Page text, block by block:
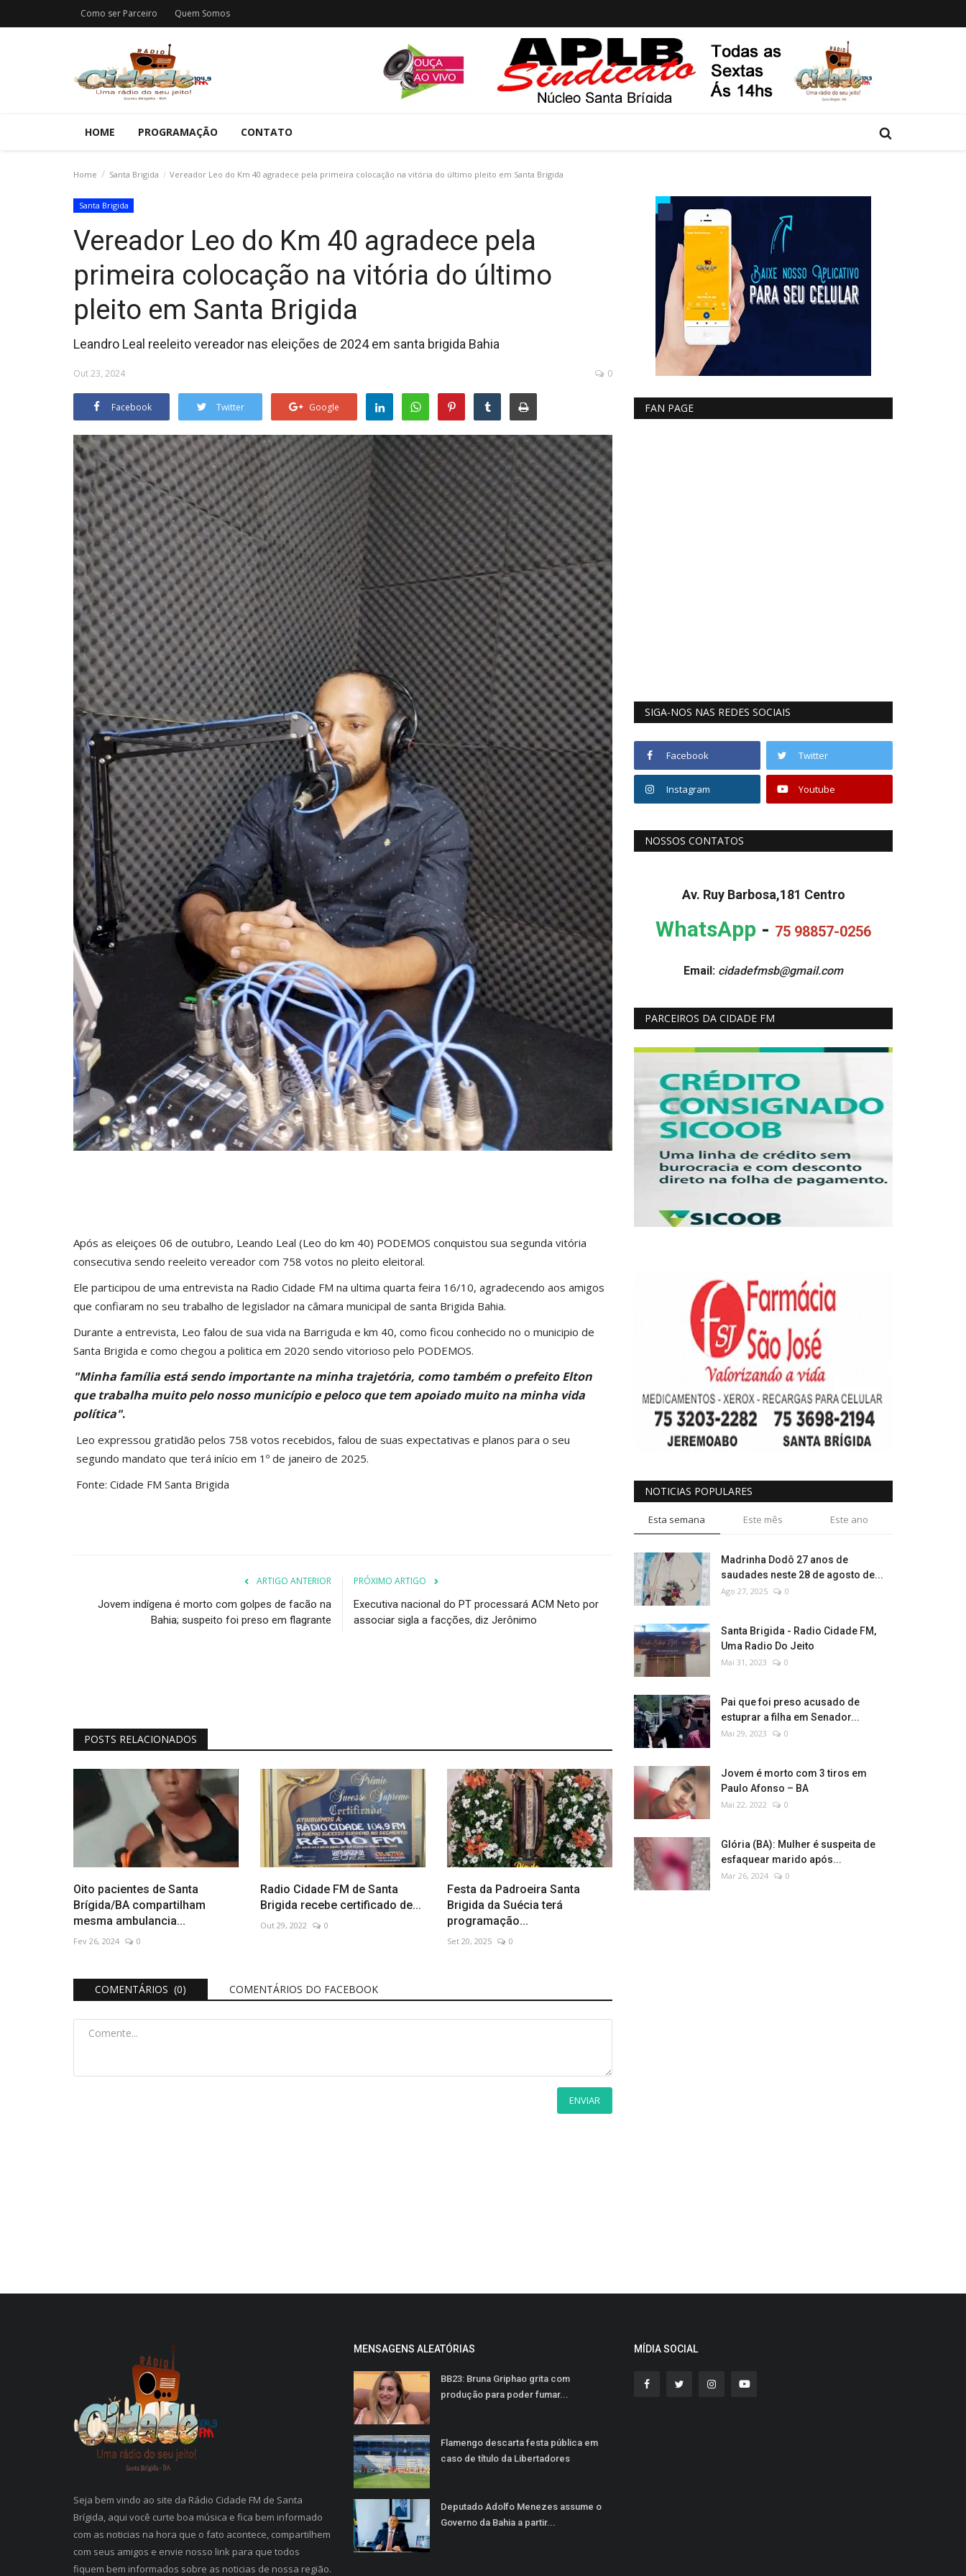
Como ser Parceiro Quem Somos
HOME PROGRAMAÇÃO CONTATO
Home Santa Brigida Vereador Leo do Km 40 agradece pela primeira colocação na vitória do último pleito em Santa Brigida
Santa Brigida
Vereador Leo do Km 40 agradece pela
primeira colocação na vitória do último
pleito em Santa Brigida
Leandro Leal reeleito vereador nas eleições de 2024 em santa brigida Bahia
Out 23, 2024 0
Facebook Twitter Google
Após as eleiçoes 06 de outubro, Leando Leal (Leo do km 40) PODEMOS conquistou sua segunda vitória
consecutiva sendo reeleito vereador com 758 votos no pleito eleitoral.
Ele participou de uma entrevista na Radio Cidade FM na ultima quarta feira 16/10, agradecendo aos amigos
que confiaram no seu trabalho de legislador na câmara municipal de santa Brigida Bahia.
Durante a entrevista, Leo falou de sua vida na Barriguda e km 40, como ficou conhecido no o municipio de
Santa Brigida e como chegou a politica em 2020 sendo vitorioso pelo PODEMOS.
"Minha família está sendo importante na minha trajetória, como também o prefeito Elton
que trabalha muito pelo nosso município e peloco que tem apoiado muito na minha vida
política".
Leo expressou gratidão pelos 758 votos recebidos, falou de suas expectativas e planos para o seu
segundo mandato que terá início em 1º de janeiro de 2025.
Fonte: Cidade FM Santa Brigida
ARTIGO ANTERIOR
Jovem indígena é morto com golpes de facão na
Bahia; suspeito foi preso em flagrante
PRÓXIMO ARTIGO
Executiva nacional do PT processará ACM Neto por
associar sigla a facções, diz Jerônimo
POSTS RELACIONADOS
Oito pacientes de Santa
Brígida/BA compartilham
mesma ambulancia...
Fev 26, 2024 0
Radio Cidade FM de Santa
Brigida recebe certificado de...
Out 29, 2022 0
Festa da Padroeira Santa
Brigida da Suécia terá
programação...
Set 20, 2025 0
COMENTÁRIOS (0) COMENTÁRIOS DO FACEBOOK
ENVIAR
FAN PAGE
SIGA-NOS NAS REDES SOCIAIS
Facebook Twitter
Instagram Youtube
NOSSOS CONTATOS
Av. Ruy Barbosa,181 Centro
WhatsApp - 75 98857-0256
Email: cidadefmsb@gmail.com
PARCEIROS DA CIDADE FM
NOTICIAS POPULARES
Esta semana Este mês Este ano
Madrinha Dodô 27 anos de
saudades neste 28 de agosto de...
Ago 27, 2025 0
Santa Brigida - Radio Cidade FM,
Uma Radio Do Jeito
Mai 31, 2023 0
Pai que foi preso acusado de
estuprar a filha em Senador...
Mai 29, 2023 0
Jovem é morto com 3 tiros em
Paulo Afonso – BA
Mai 22, 2022 0
Glória (BA): Mulher é suspeita de
esfaquear marido após...
Mar 26, 2024 0
Seja bem vindo ao site da Rádio Cidade FM de Santa
Brígida, aqui você curte boa música e fica bem informado
com as noticias na hora que o fato acontece, compartilhem
com seus amigos e envie nosso link para que todos
fiquem bem informados sobre as noticias de nossa região.
MENSAGENS ALEATÓRIAS
BB23: Bruna Griphao grita com
produção para poder fumar...
Flamengo descarta festa pública em
caso de título da Libertadores
Deputado Adolfo Menezes assume o
Governo da Bahia a partir...
MÍDIA SOCIAL